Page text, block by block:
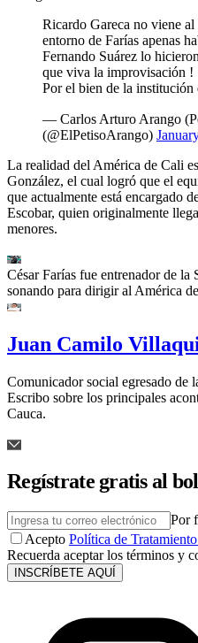
Ricardo Gareca no viene al
entorno de Farías apenas
Fernando Suárez lo
que viva la improvisación !
Por el bien de la institución
— Carlos Arturo Arango
(@ElPetisoArango)
La realidad del América de Cali
González, el cual logró que el
que actualmente está encargado
Escobar, quien originalmente
menores.
César Farías fue entrenador de
sonando para dirigir al América
Juan Camilo
Comunicador social egresado de
Escribo sobre los principales
Cauca.
Regístrate gratis al
Por
Acepto Política de
Recuerda aceptar los términos y
INSCRÍBETE AQUÍ